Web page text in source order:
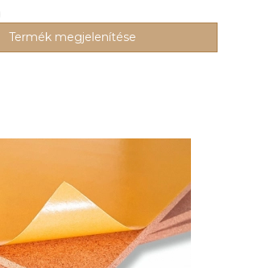
Termék megjelenítése